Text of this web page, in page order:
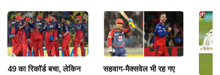
49 का रिकॉर्ड बचा, लेकिन
सहवाग-मैक्सवेल भी रह गए